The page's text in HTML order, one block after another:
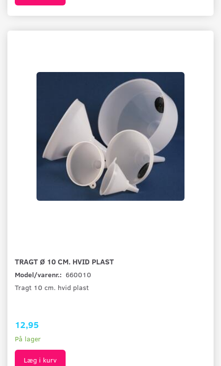
TRAGT Ø 10 CM. HVID PLAST
Model/varenr.: 660010
Tragt 10 cm. hvid plast
12,95
På lager
Læg i kurv